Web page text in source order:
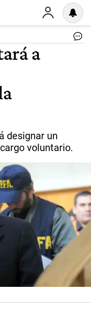
a
designar un
voluntario.